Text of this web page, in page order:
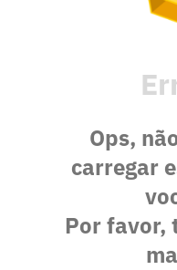
Ops,
carregar
Por favor,